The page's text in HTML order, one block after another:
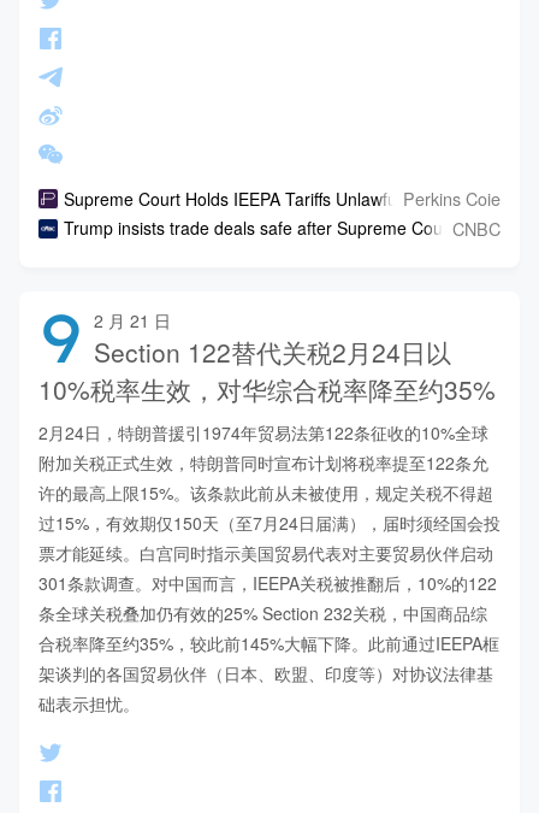
Supreme Court Holds IEEPA Tariffs Unlawful. What's Next?
Perkins Coie
Trump insists trade deals safe after Supreme Court ruling,
CNBC
9 2 月 21 日
Section 122替代关税2月24日以
10%税率生效，对华综合税率降至约35%
2月24日，特朗普援引1974年贸易法第122条征收的10%全球
附加关税正式生效，特朗普同时宣布计划将税率提至122条允
许的最高上限15%。该条款此前从未被使用，规定关税不得超
过15%，有效期仅150天（至7月24日届满），届时须经国会投
票才能延续。白宫同时指示美国贸易代表对主要贸易伙伴启动
301条款调查。对中国而言，IEEPA关税被推翻后，10%的122
条全球关税叠加仍有效的25% Section 232关税，中国商品综
合税率降至约35%，较此前145%大幅下降。此前通过IEEPA框
架谈判的各国贸易伙伴（日本、欧盟、印度等）对协议法律基
础表示担忧。